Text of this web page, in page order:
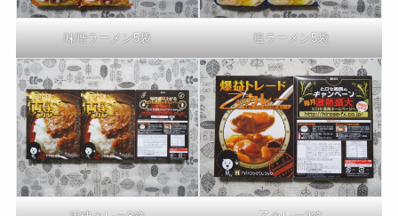
味噌ラーメン5袋 塩ラーメン5袋